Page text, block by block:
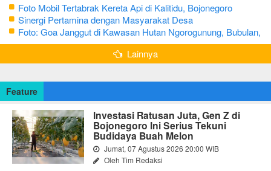
Foto Mobil Tertabrak Kereta Api di Kalitidu, Bojonegoro
Sinergi Pertamina dengan Masyarakat Desa
Foto: Goa Janggut di Kawasan Hutan Ngorogunung, Bubulan,
Bojonegoro
Lainnya
Feature
Investasi Ratusan Juta, Gen Z di
Bojonegoro Ini Serius Tekuni
Budidaya Buah Melon
Jumat, 07 Agustus 2026 20:00 WIB
Oleh Tim Redaksi